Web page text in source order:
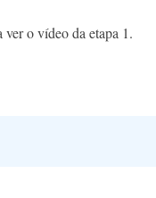
ver o vídeo da etapa 1.